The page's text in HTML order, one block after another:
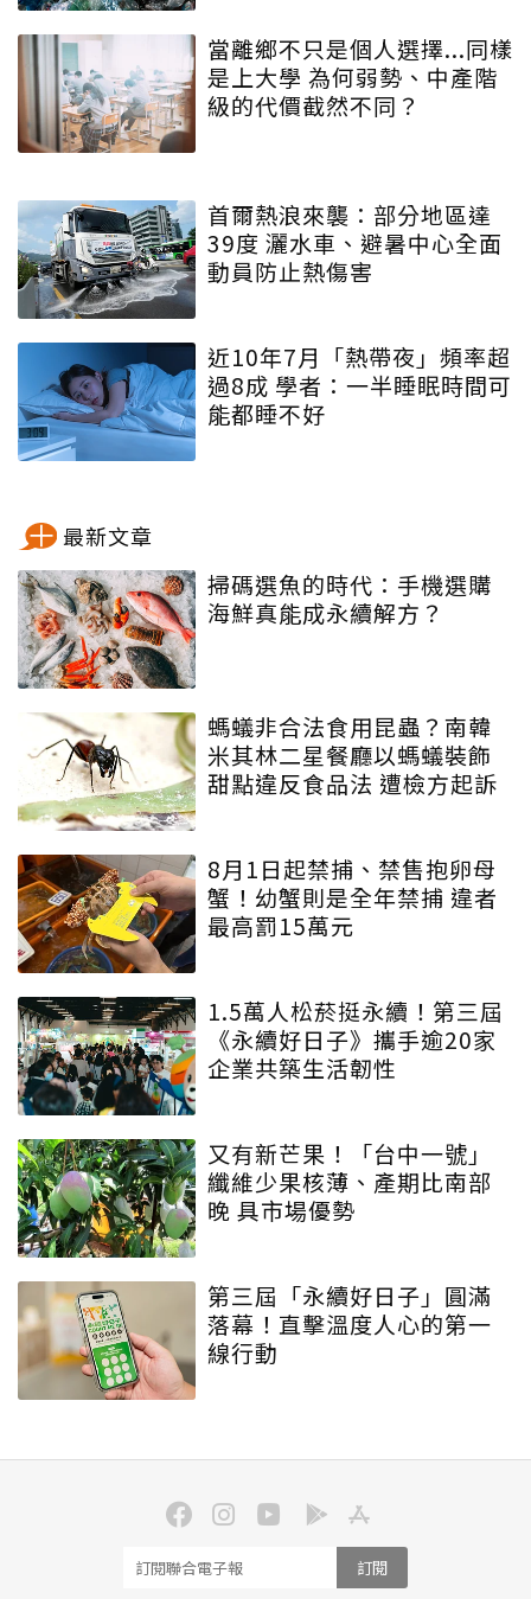
當離鄉不只是個人選擇...同樣
是上大學 為何弱勢、中產階
級的代價截然不同？
首爾熱浪來襲：部分地區達
39度 灑水車、避暑中心全面
動員防止熱傷害
近10年7月「熱帶夜」頻率超
過8成 學者：一半睡眠時間可
能都睡不好
最新文章
掃碼選魚的時代：手機選購
海鮮真能成永續解方？
螞蟻非合法食用昆蟲？南韓
米其林二星餐廳以螞蟻裝飾
甜點違反食品法 遭檢方起訴
8月1日起禁捕、禁售抱卵母
蟹！幼蟹則是全年禁捕 違者
最高罰15萬元
1.5萬人松菸挺永續！第三屆
《永續好日子》攜手逾20家
企業共築生活韌性
又有新芒果！「台中一號」
纖維少果核薄、產期比南部
晚 具市場優勢
第三屆「永續好日子」圓滿
落幕！直擊溫度人心的第一
線行動
訂閱